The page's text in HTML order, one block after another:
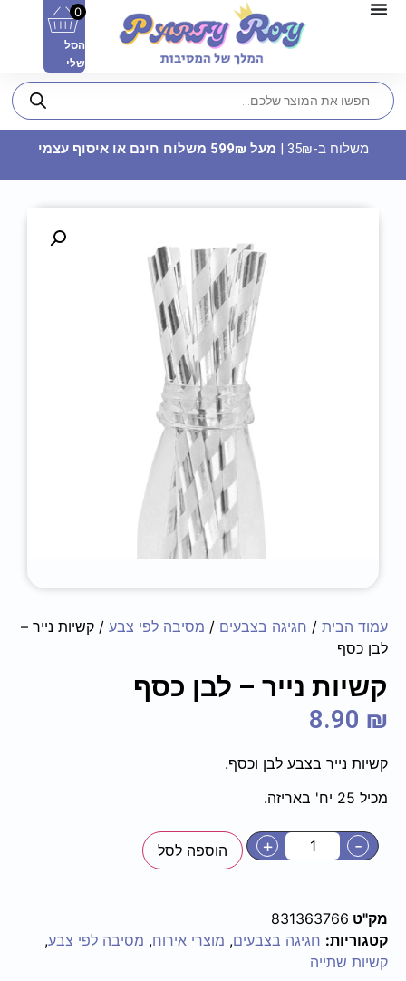
מדבקות לבועות סבון - ‏‏‏‏‏‏תינוק גיל
15₪
0
הסל
שלי
משלוח ב-35₪ | מעל 599₪ משלוח חינם או איסוף עצמי
עמוד הבית / חגיגה בצבעים / מסיבה לפי צבע / קשיות נייר –
לבן כסף
קשיות נייר – לבן כסף
8.90 ₪
קשיות נייר בצבע לבן וכסף.
מכיל 25 יח' באריזה.
-
+ הוספה לסל
מק"ט 831363766
קטגוריות: חגיגה בצבעים, מוצרי אירוח, מסיבה לפי צבע,
קשיות שתייה